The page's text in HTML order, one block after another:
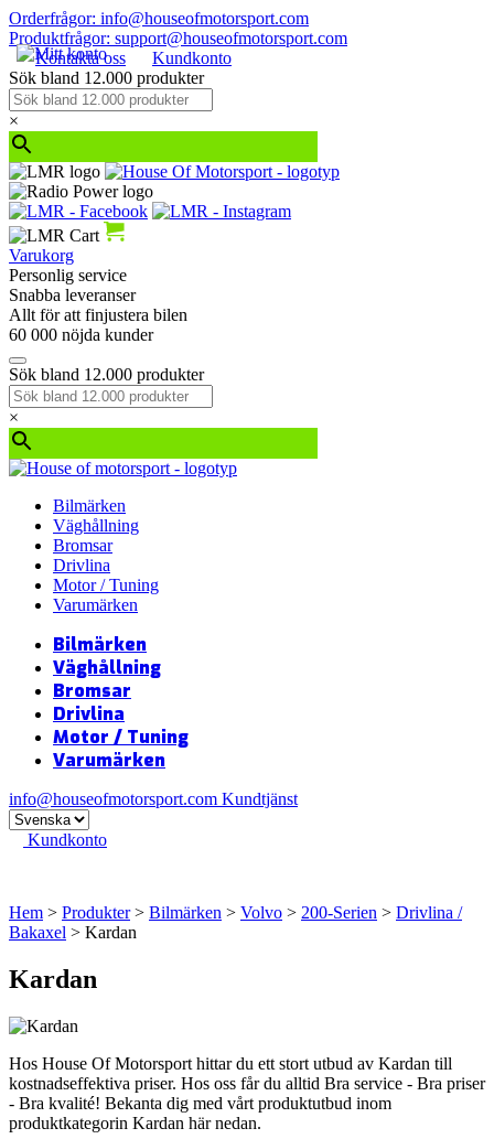
Orderfrågor: info@houseofmotorsport.com
Produktfrågor: support@houseofmotorsport.com
Kontakta oss
Kundkonto
Sök bland 12.000 produkter
×
Varukorg
Personlig service
Snabba leveranser
Allt för att finjustera bilen
60 000 nöjda kunder
Sök bland 12.000 produkter
×
Bilmärken
Väghållning
Bromsar
Drivlina
Motor / Tuning
Varumärken
Bilmärken
Väghållning
Bromsar
Drivlina
Motor / Tuning
Varumärken
info@houseofmotorsport.com Kundtjänst
Kundkonto
Hem > Produkter> Bilmärken > Volvo > 200-Serien > Drivlina /
Bakaxel > Kardan
Kardan
Hos House Of Motorsport hittar du ett stort utbud av Kardan till
kostnadseffektiva priser. Hos oss får du alltid Bra service - Bra priser
- Bra kvalité! Bekanta dig med vårt produktutbud inom
produktkategorin Kardan här nedan.